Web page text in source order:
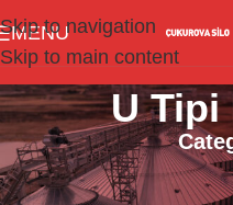
Skip to navigation
Skip to main content
MENU
U Tipi
Tek bir sonuç gösteriliyor